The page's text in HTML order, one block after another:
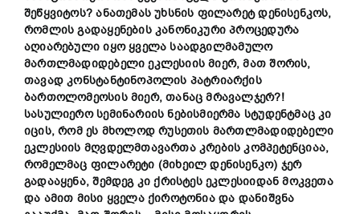
შეწყვიტოს? ანათემას უხსნის ფილარეტ დენისენკოს,
რომლის გადაყენების კანონიკური პროცედურა
აღიარებული იყო ყველასაადგილმამულო
მართლმადიდებელი ეკლესიის მიერ, მათ შორის,
თავად კონსტანტინოპოლის პატრიარქის
ბართოლომეოსის მიერ, თანაც მრავალჯერ?!
სასულიერო სემინარიის ნებისმიერმა სტუდენტმაც კი
იცის, რომ ეს მხოლოდ რუსეთის მართლმადიდებელი
ეკლესიის მღვდელმთავართა კრების კომპეტენციაა,
რომელმაც ფილარეტი (მიხეილ დენისენკო) ჯერ
გადააყენა, შემდეგ კი ქრისტეს ეკლესიიდან მოკვეთა
და ამით მისი ყველა ქიროტონია და დანიშვნა